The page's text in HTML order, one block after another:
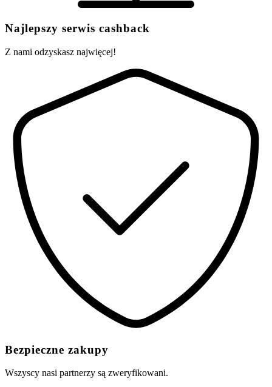
Najlepszy serwis cashback
Z nami odzyskasz najwięcej!
Bezpieczne zakupy
Wszyscy nasi partnerzy są zweryfikowani.